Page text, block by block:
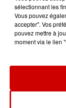
sélectionnant les
Vous pouvez
accepter". Vos
pouvez mettre à
moment via le lien